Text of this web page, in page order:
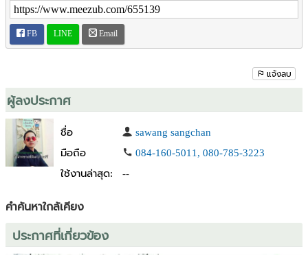
FB LINE Email
แจ้งลบ
ผู้ลงประกาศ
ชื่อ
sawang sangchan
มือถือ
084-160-5011, 080-785-3223
ใช้งานล่าสุด:
--
คำค้นหาใกล้เคียง
ประกาศที่เกี่ยวข้อง